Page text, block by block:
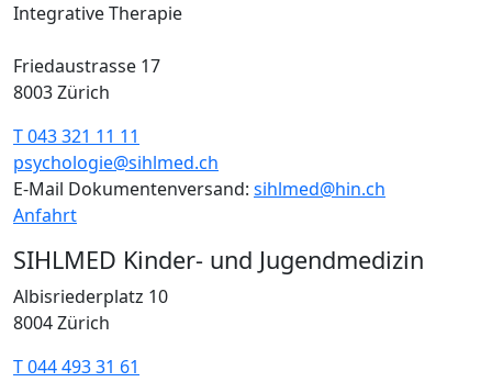
Integrative Therapie
Friedaustrasse 17
8003 Zürich
T 043 321 11 11
psychologie@sihlmed.ch
E-Mail Dokumentenversand: sihlmed@hin.ch
Anfahrt
SIHLMED Kinder- und Jugendmedizin
Albisriederplatz 10
8004 Zürich
T 044 493 31 61